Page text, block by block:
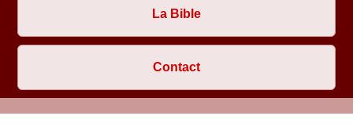
La Bible
Contact